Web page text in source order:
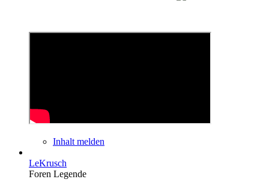
Inhalt melden
LeKrusch
Foren Legende